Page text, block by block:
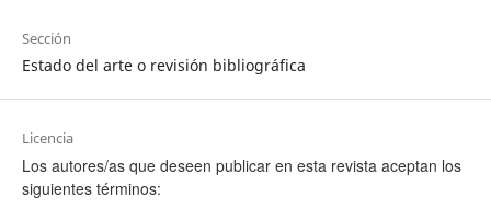
Sección
Estado del arte o revisión bibliográfica
Licencia
Los autores/as que deseen publicar en esta revista aceptan los
siguientes términos: